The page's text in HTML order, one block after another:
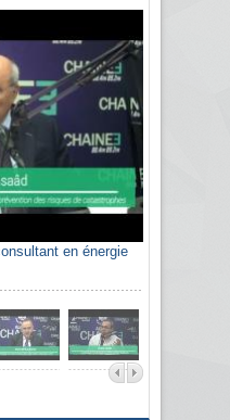
en énergie